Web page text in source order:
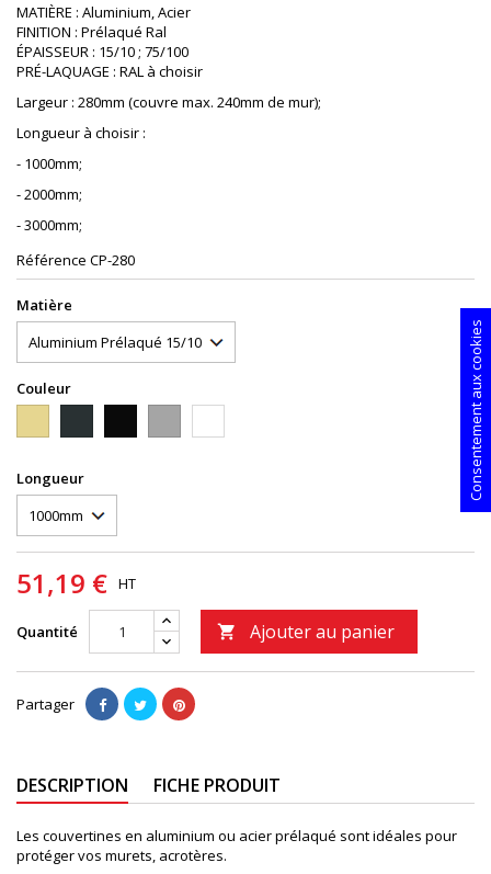
MATIÈRE : Aluminium, Acier
FINITION : Prélaqué Ral
ÉPAISSEUR : 15/10 ; 75/100
PRÉ-LAQUAGE : RAL à choisir
Largeur : 280mm (couvre max. 240mm de mur);
Longueur à choisir :
- 1000mm;
- 2000mm;
- 3000mm;
Référence CP-280
Matière
Couleur
Longueur
51,19 € HT
Quantité  Ajouter au panier
Partager
DESCRIPTION FICHE PRODUIT
Les couvertines en aluminium ou acier prélaqué sont idéales pour
protéger vos murets, acrotères.
Consentement aux cookies